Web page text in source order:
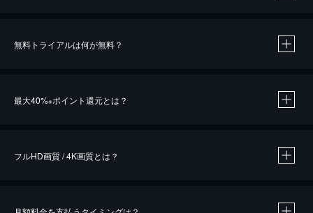
無料トライアルは何が無料？
最大40%※ポイント還元とは？
フルHD画質 / 4K画質とは？